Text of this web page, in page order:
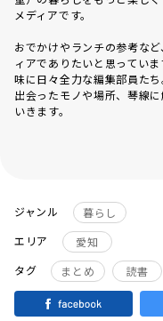
メディアです。
おでかけやランチの参考な
ィアでありたいと思ってい
味に日々全力な編集部員た
出会ったモノや場所、琴線
いきます。
ジャンル
暮らし
エリア
愛知
タグ
まとめ 読書